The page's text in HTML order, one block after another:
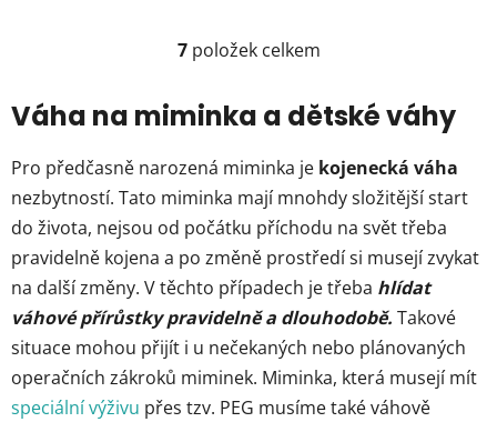
O
l
á
d
a
c
í
p
r
v
k
y
v
ý
7položek celkem
Váha na miminka a dětské váhy
Pro předčasně narozená miminka je kojenecká váha
nezbytností. Tato miminka mají mnohdy složitější start
do života, nejsou od počátku příchodu na svět třeba
pravidelně kojena a po změně prostředí si musejí zvykat
na další změny. V těchto případech je třeba hlídat
váhové přírůstky pravidelně a dlouhodobě. Takové
situace mohou přijít i u nečekaných nebo plánovaných
operačních zákroků miminek. Miminka, která musejí mít
speciální výživu přes tzv. PEG musíme také váhově